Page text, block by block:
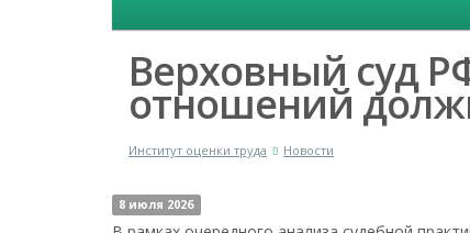
Верховный суд
отношений
Институт оценки труда Новости
8 июля 2026